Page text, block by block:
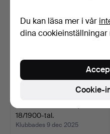
18/1900-tal.
Klubbades 9 dec 2025
Du kan läsa mer i vår
dina cookieinställningar
Cookie-